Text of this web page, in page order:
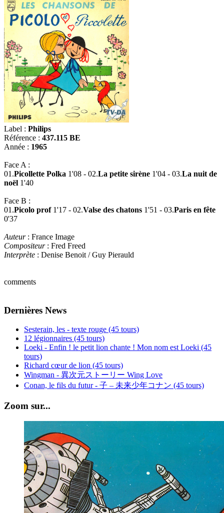
Label : Philips
Référence : 437.115 BE
Année : 1965
Face A :
01.Picollette Polka 1'08 - 02.La petite sirène 1'04 - 03.La nuit de
noël 1'40
Face B :
01.Picolo prof1'17 - 02.Valse des chatons 1'51 - 03.Paris en fête
0'37
Auteur: France Image
Compositeur: Fred Freed
Interprète : Denise Benoit / Guy Pierauld
comments
Dernières News
Sesterain, les - texte rouge (45 tours)
12 légionnaires (45 tours)
Loeki - Enfin ! le petit lion chante ! Mon nom est Loeki (45
tours)
Richard cœur de lion (45 tours)
Wingman - 異次元ストーリー Wing Love
Conan, le fils du futur - 子 – 未来少年コナン (45 tours)
Zoom sur...